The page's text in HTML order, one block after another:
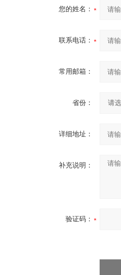
您的姓名：
联系电话：
常用邮箱：
省份：
详细地址：
补充说明：
验证码：